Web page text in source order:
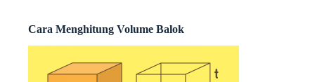
Cara Menghitung Volume Balok